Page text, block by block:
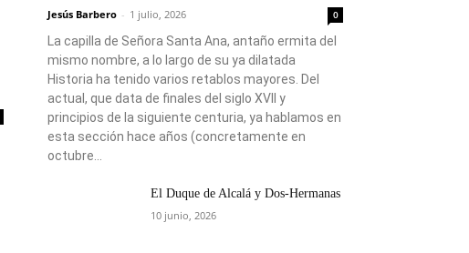
Jesús Barbero - 1 julio, 2026 0
La capilla de Señora Santa Ana, antaño ermita del
mismo nombre, a lo largo de su ya dilatada
Historia ha tenido varios retablos mayores. Del
actual, que data de finales del siglo XVII y
principios de la siguiente centuria, ya hablamos en
esta sección hace años (concretamente en
octubre...
El Duque de Alcalá y Dos-Hermanas
10 junio, 2026